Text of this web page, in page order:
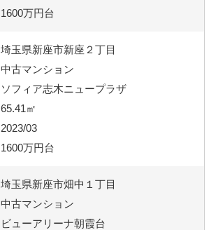
1600万円台
埼玉県新座市新座２丁目
中古マンション
ソフィア志木ニュープラザ
65.41㎡
2023/03
1600万円台
埼玉県新座市畑中１丁目
中古マンション
ビューアリーナ朝霞台